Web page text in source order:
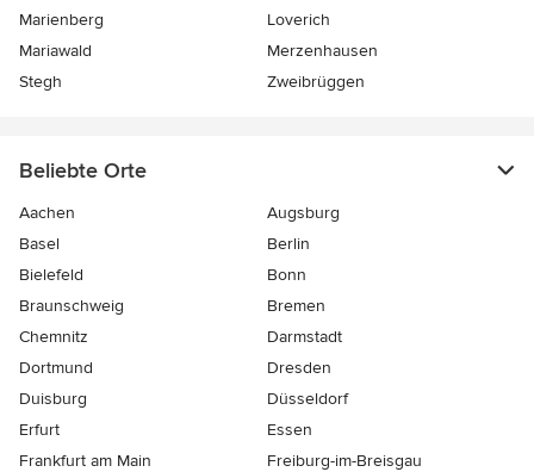
Marienberg
Loverich
Mariawald
Merzenhausen
Stegh
Zweibrüggen
Beliebte Orte
Aachen
Augsburg
Basel
Berlin
Bielefeld
Bonn
Braunschweig
Bremen
Chemnitz
Darmstadt
Dortmund
Dresden
Duisburg
Düsseldorf
Erfurt
Essen
Frankfurt am Main
Freiburg-im-Breisgau